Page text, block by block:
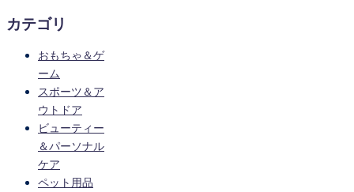
カテゴリ
おもちゃ＆ゲ
ーム
スポーツ＆ア
ウトドア
ビューティー
＆パーソナル
ケア
ペット用品